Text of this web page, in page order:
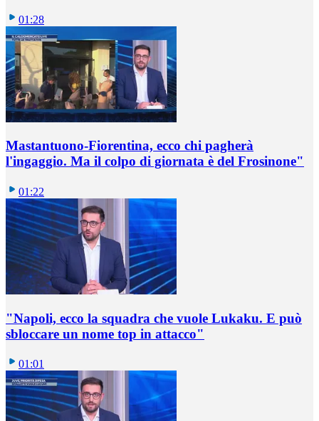
01:28
Mastantuono-Fiorentina, ecco chi pagherà
l'ingaggio. Ma il colpo di giornata è del Frosinone"
01:22
"Napoli, ecco la squadra che vuole Lukaku. E può
sbloccare un nome top in attacco"
01:01